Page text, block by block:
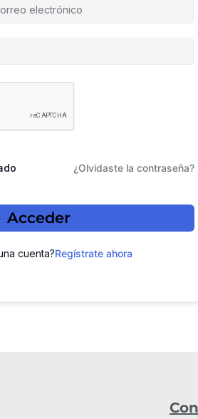
¿Olvidaste la contraseña?
Acceder
cuenta?Regístrate ahora